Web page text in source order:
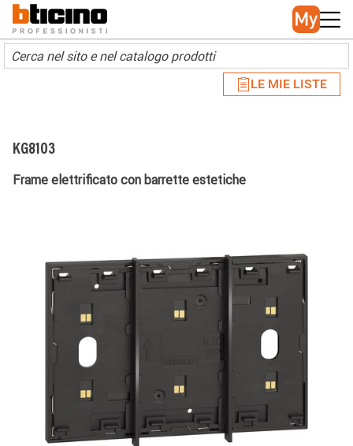
Skip to main content
Main navigation
LE MIE LISTE
KG8103
Frame elettrificato con barrette estetiche